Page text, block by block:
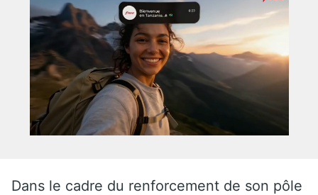
Dans le cadre du renforcement de son pôle